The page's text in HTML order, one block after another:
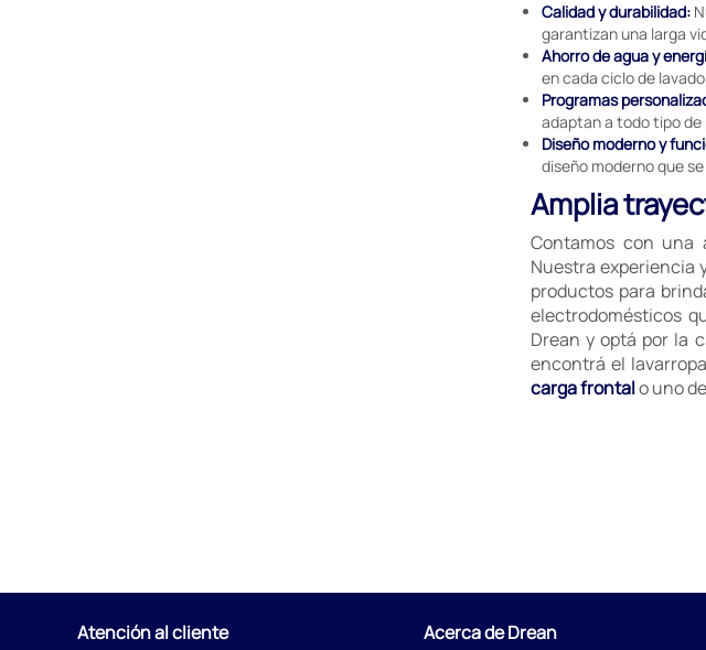
Calidad y durabilidad:
garantizan una larga
Ahorro de agua y
en cada ciclo de
Programas
adaptan a todo tipo de
Diseño moderno y
diseño moderno que
Amplia
Contamos con una
Nuestra experiencia
productos para
electrodomésticos
Drean y optá por la
encontrá el
carga frontalo uno de
Atención al cliente Acerca de Drean